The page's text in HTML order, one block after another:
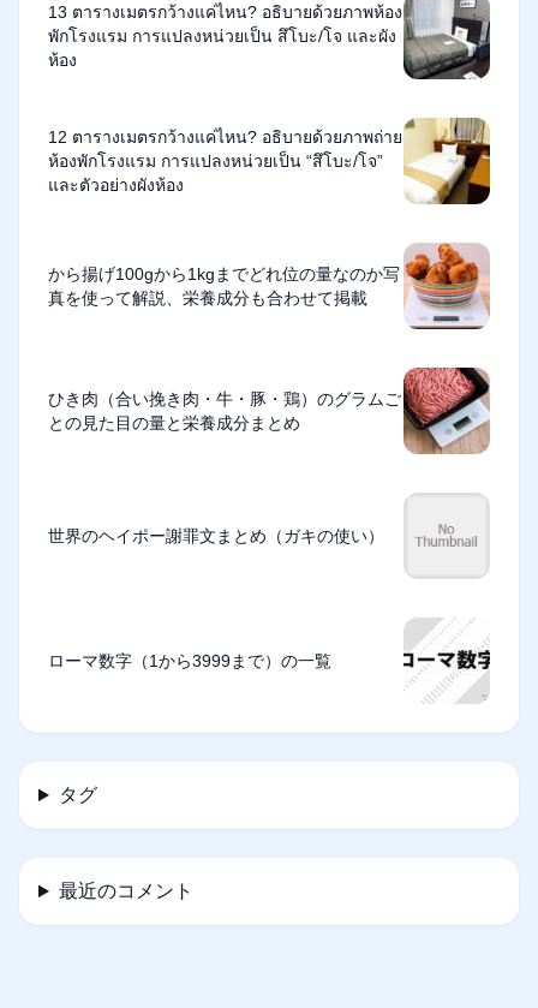
13 ตารางเมตรกว้างแค่ไหน? อธิบายด้วยภาพห้อง
พักโรงแรม การแปลงหน่วยเป็น สึโบะ/โจ และผัง
ห้อง
12 ตารางเมตรกว้างแค่ไหน? อธิบายด้วยภาพถ่าย
ห้องพักโรงแรม การแปลงหน่วยเป็น “สึโบะ/โจ”
และตัวอย่างผังห้อง
から揚げ100gから1kgまでどれ位の量なのか写
真を使って解説、栄養成分も合わせて掲載
ひき肉（合い挽き肉・牛・豚・鶏）のグラムご
との見た目の量と栄養成分まとめ
世界のヘイポー謝罪文まとめ（ガキの使い）
ローマ数字（1から3999まで）の一覧
タグ
最近のコメント